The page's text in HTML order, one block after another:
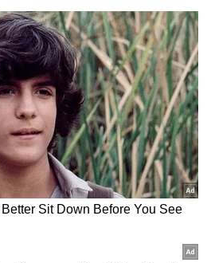
ದೂರು ದಾಖಲಾಗಲು ಕಾರಣ
ಸಾಹಿತ್ಯ ಕಾರ್ಯಕ್ರಮದಲ್ಲಿ
ಕುರಿತು ನೀಡಿದ ಹೇಳಿಕೆ
ಉತ್ತರ ಭಾರತೀಯರು. ಅವರು
ದಕ್ಷಿಣಕ್ಕೆ ಬಂದು
ಕದ್ದರು ಎಂದು ಕತೆ
ಹಾಸ್ಯ ಮಾಡಿದ್ದರು. ಈ
ದೂರು ದಾಖಳಾಗಿದೆ.